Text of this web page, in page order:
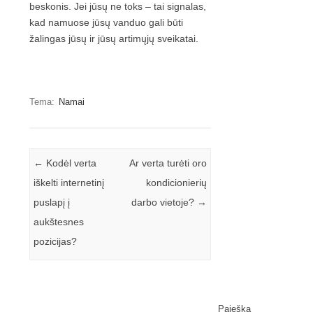
beskonis. Jei jūsų ne toks – tai signalas,
kad namuose jūsų vanduo gali būti
žalingas jūsų ir jūsų artimųjų sveikatai.
Tema: Namai
Įrašo navigacija
← Kodėl verta
iškelti internetinį
puslapį į
aukštesnes
pozicijas?
Ar verta turėti oro
kondicionierių
darbo vietoje? →
Paieška